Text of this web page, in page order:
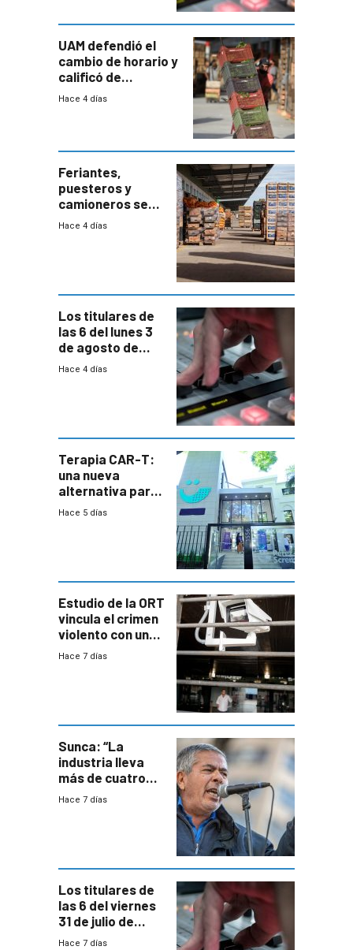
UAM defendió el
cambio de horario y
calificó de
“desproporcionado”
Hace 4 días
Feriantes,
puesteros y
camioneros se
movilizaron en
Hace 4 días
Los titulares de
las 6 del lunes 3
de agosto de
2026
Hace 4 días
Terapia CAR-T:
una nueva
alternativa para
niños y
Hace 5 días
Estudio de la ORT
vincula el crimen
violento con una
menor creación
Hace 7 días
Sunca: “La
industria lleva
más de cuatro
meses sin
Hace 7 días
Los titulares de
las 6 del viernes
31 de julio de
2026
Hace 7 días